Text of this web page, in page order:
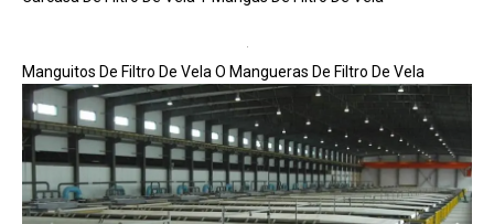
Manguitos De Filtro De Vela O Mangueras De Filtro De Vela
Página
Página
Página